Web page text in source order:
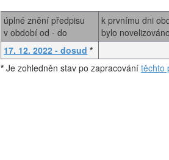
úplné znění předpisu
v období od - do
k prvnímu dni
bylo
17. 12. 2022 - dosud *
* Je zohledněn stav po zapracování těchto